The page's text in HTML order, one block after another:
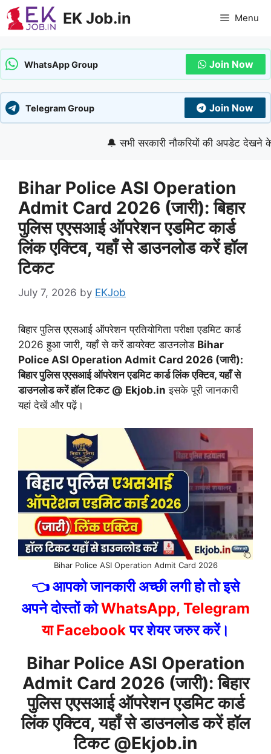
Skip
to
EK Job.in Menu
WhatsApp Group Join Now
Telegram Group Join Now
🔔 सभी सरकारी नौकरियों की अपडेट देखने के
Bihar Police ASI Operation
Admit Card 2026 (जारी): बिहार
पुलिस एएसआई ऑपरेशन एडमिट कार्ड
लिंक एक्टिव, यहाँ से डाउनलोड करें हॉल
टिकट
July 7, 2026 by EKJob
बिहार पुलिस एएसआई ऑपरेशन प्रतियोगिता परीक्षा एडमिट कार्ड
2026 हुआ जारी, यहाँ से करें डायरेक्ट डाउनलोड Bihar
Police ASI Operation Admit Card 2026 (जारी):
बिहार पुलिस एएसआई ऑपरेशन एडमिट कार्ड लिंक एक्टिव, यहाँ से
डाउनलोड करें हॉल टिकट @ Ekjob.in इसके पूरी जानकारी
यहां देखें और पढ़ें।
Bihar Police ASI Operation Admit Card 2026
👈 आपको जानकारी अच्छी लगी हो तो इसे
अपने दोस्तों कोWhatsApp, Telegram
या Facebookपर शेयर जरुर करें।
Bihar Police ASI Operation
Admit Card 2026 (जारी): बिहार
पुलिस एएसआई ऑपरेशन एडमिट कार्ड
लिंक एक्टिव, यहाँ से डाउनलोड करें हॉल
टिकट@Ekjob.in